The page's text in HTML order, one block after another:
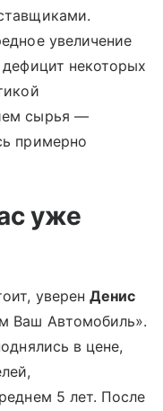
увеличение
некоторых
сырья —
примерно
уже
уверен Денис
Ваш Автомобиль».
в цене,
5 лет. После